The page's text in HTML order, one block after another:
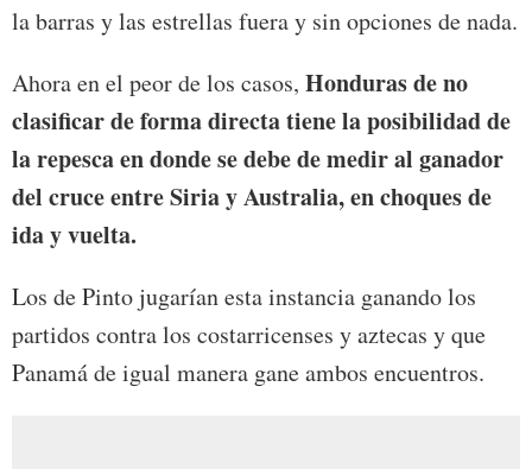
la barras y las estrellas fuera y sin opciones de nada.
Ahora en el peor de los casos, Honduras de no
clasificar de forma directa tiene la posibilidad de
la repesca en donde se debe de medir al ganador
del cruce entre Siria y Australia, en choques de
ida y vuelta.
Los de Pinto jugarían esta instancia ganando los
partidos contra los costarricenses y aztecas y que
Panamá de igual manera gane ambos encuentros.